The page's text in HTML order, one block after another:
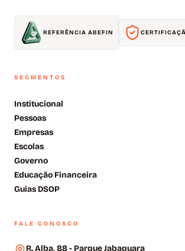
REFERÊNCIA ABEFIN
SEGMENTOS
Institucional
Pessoas
Empresas
Escolas
Governo
Educação Financeira
Guias DSOP
FALE CONOSCO
R. Alba, 88 - Parque Jabaquara